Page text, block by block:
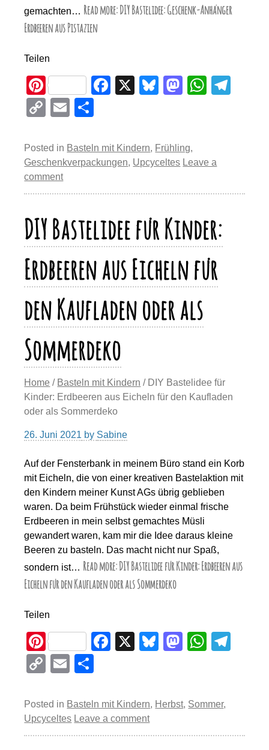
gemachten… Read more: DIY Bastelidee: Geschenk-Anhänger
Erdbeeren aus Pistazien
Teilen
Pi
nt
er
e
st
F
e
b
o
k
X
Bl
sk
y
M
o
d
n
W
A
p
C
p
y
Li
k
E
ail e
n
Posted in Basteln mit Kindern, Frühling,
Geschenkverpackungen, Upcyceltes Leave a
comment
DIY Bastelidee für Kinder:
Erdbeeren aus Eicheln für
den Kaufladen oder als
Sommerdeko
Home / Basteln mit Kindern / DIY Bastelidee für
Kinder: Erdbeeren aus Eicheln für den Kaufladen
oder als Sommerdeko
26. Juni 2021 by Sabine
Auf der Fensterbank in meinem Büro stand ein Korb
mit Eicheln, die von einer kreativen Bastelaktion mit
den Kindern meiner Kunst AGs übrig geblieben
waren. Da beim Frühstück wieder einmal frische
Erdbeeren in mein selbst gemachtes Müsli
gewandert waren, kam mir die Idee daraus kleine
Beeren zu basteln. Das macht nicht nur Spaß,
sondern ist… Read more: DIY Bastelidee für Kinder: Erdbeeren aus
Eicheln für den Kaufladen oder als Sommerdeko
Teilen
Pi
nt
er
e
st
F
e
b
o
X
Bl
sk
M
o
o
W
s
p
m
C
p
y
Li
E
ail e
n
Posted in Basteln mit Kindern, Herbst, Sommer,
Upcyceltes Leave a comment